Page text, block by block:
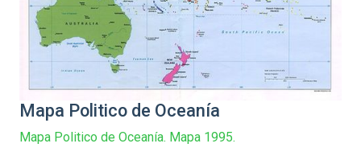
Mapa Politico de Oceanía
Mapa Politico de Oceanía. Mapa 1995.